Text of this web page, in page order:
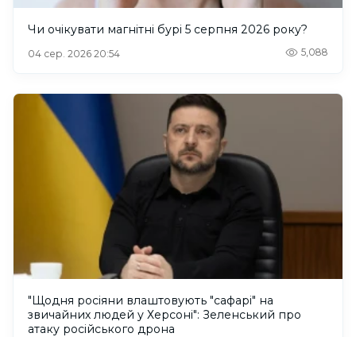
Чи очікувати магнітні бурі 5 серпня 2026 року?
04 сер. 2026 20:54 5,088
"Щодня росіяни влаштовують "сафарі" на
звичайних людей у Херсоні": Зеленський про
атаку російського дрона